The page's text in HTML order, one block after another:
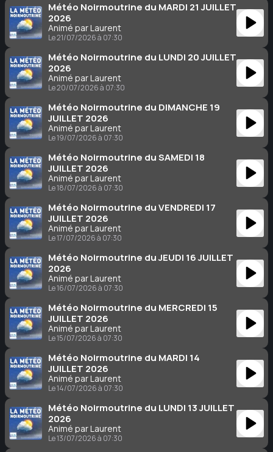
Météo Noirmoutrine du MARDI 21 JUILLET
2026
Animé par Laurent
Le 21/07/2026 à 07:30
Météo Noirmoutrine du LUNDI 20 JUILLET
2026
Animé par Laurent
Le 20/07/2026 à 07:30
Météo Noirmoutrine du DIMANCHE 19
JUILLET 2026
Animé par Laurent
Le 19/07/2026 à 07:30
Météo Noirmoutrine du SAMEDI 18
JUILLET 2026
Animé par Laurent
Le 18/07/2026 à 07:30
Météo Noirmoutrine du VENDREDI 17
JUILLET 2026
Animé par Laurent
Le 17/07/2026 à 07:30
Météo Noirmoutrine du JEUDI 16 JUILLET
2026
Animé par Laurent
Le 16/07/2026 à 07:30
Météo Noirmoutrine du MERCREDI 15
JUILLET 2026
Animé par Laurent
Le 15/07/2026 à 07:30
Météo Noirmoutrine du MARDI 14
JUILLET 2026
Animé par Laurent
Le 14/07/2026 à 07:30
Météo Noirmoutrine du LUNDI 13 JUILLET
2026
Animé par Laurent
Le 13/07/2026 à 07:30